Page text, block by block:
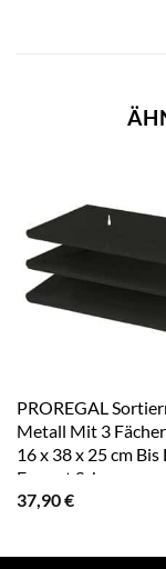
PROREGAL
Metall Mit 3
16 x 38 x 25 cm
Format Schwarz
37,90€